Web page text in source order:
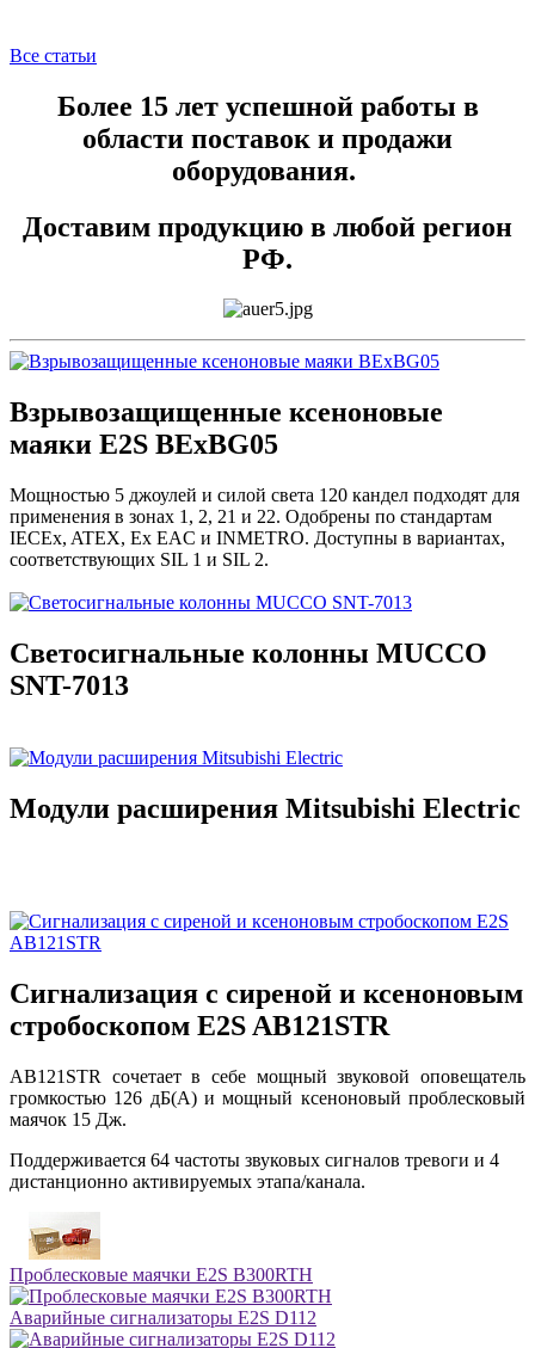
Все статьи
Более 15 лет успешной работы в
области поставок и продажи
оборудования.
Доставим продукцию в любой регион
РФ.
Взрывозащищенные ксеноновые
маяки E2S BExBG05
Мощностью 5 джоулей и силой света 120 кандел подходят для
применения в зонах 1, 2, 21 и 22. Одобрены по стандартам
IECEx, ATEX, Ex EAC и INMETRO. Доступны в вариантах,
соответствующих SIL 1 и SIL 2.
Светосигнальные колонны MUCCO
SNT-7013
Модули расширения Mitsubishi Electric
Сигнализация с сиреной и ксеноновым
стробоскопом E2S AB121STR
AB121STR сочетает в себе мощный звуковой оповещатель
громкостью 126 дБ(A) и мощный ксеноновый проблесковый
маячок 15 Дж.
Поддерживается 64 частоты звуковых сигналов тревоги и 4
дистанционно активируемых этапа/канала.
Проблесковые маячки E2S B300RTH
Аварийные сигнализаторы E2S D112